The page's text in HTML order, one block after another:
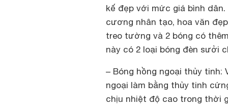
kế đẹp với mức giá bình
cương nhân tạo, hoa văn
treo tường và 2 bóng có
này có 2 loại bóng đèn sưởi
– Bóng hồng ngoại thủy tinh:
ngoại làm bằng thủy tinh
chịu nhiệt độ cao trong thời